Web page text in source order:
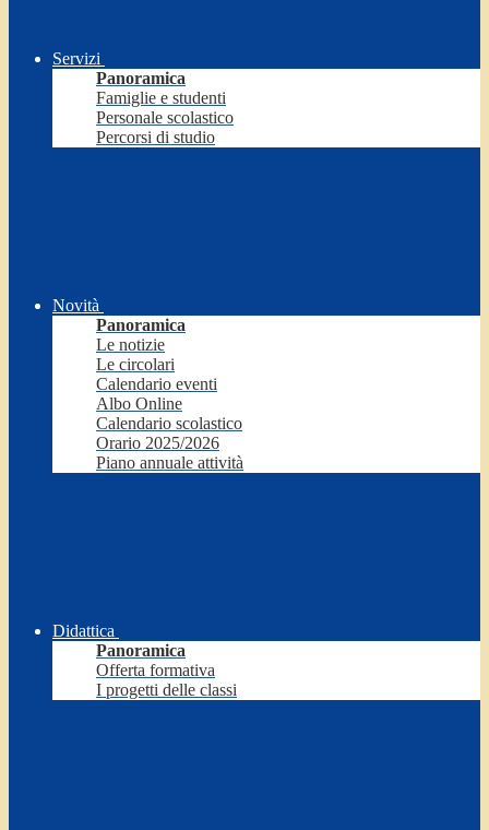
Servizi
Panoramica
Famiglie e studenti
Personale scolastico
Percorsi di studio
Novità
Panoramica
Le notizie
Le circolari
Calendario eventi
Albo Online
Calendario scolastico
Orario 2025/2026
Piano annuale attività
Didattica
Panoramica
Offerta formativa
I progetti delle classi